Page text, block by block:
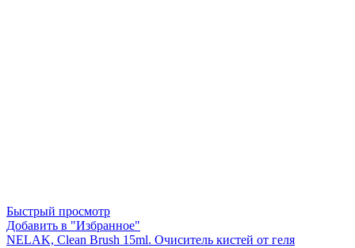
Быстрый просмотр
Добавить в "Избранное"
NELAK, Clean Brush 15ml. Очиситель кистей от геля